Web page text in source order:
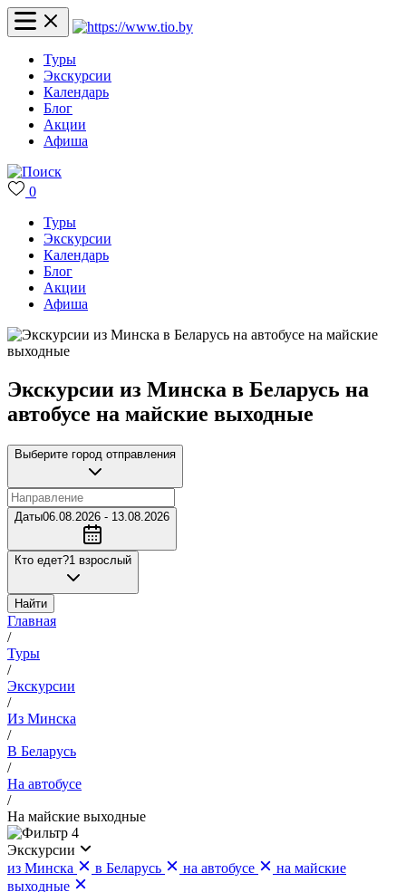
Туры
Экскурсии
Календарь
Блог
Акции
Афиша
0
Туры
Экскурсии
Календарь
Блог
Акции
Афиша
Экскурсии из Минска в Беларусь на
автобусе на майские выходные
Выберите город отправления
Даты06.08.2026 - 13.08.2026
Кто едет?1 взрослый
Найти
Главная
/
Туры
/
Экскурсии
/
Из Минска
/
В Беларусь
/
На автобусе
/
На майские выходные
4
Экскурсии
из Минска
в Беларусь на автобусе
на майские
выходные